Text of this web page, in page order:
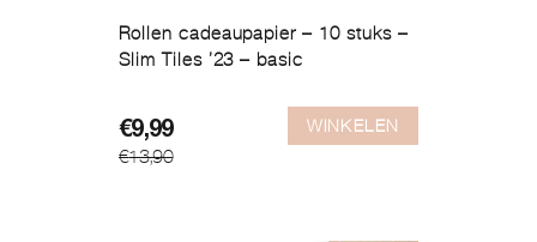
Rollen cadeaupapier – 10 stuks –
Slim Tiles ’23 – basic
€13,90
Oorspronkelijke
prijs
€9,99
Huidige
prijs
WINKELEN